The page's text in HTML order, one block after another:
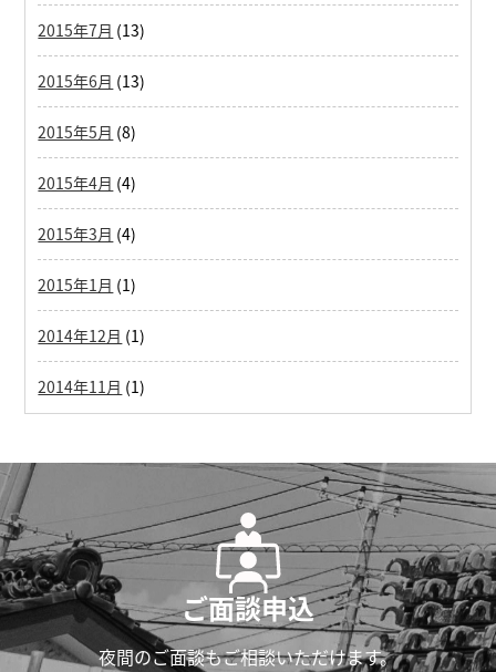
2015年7月 (13)
2015年6月 (13)
2015年5月 (8)
2015年4月 (4)
2015年3月 (4)
2015年1月 (1)
2014年12月 (1)
2014年11月 (1)
ご面談申込
夜間のご面談もご相談いただけます。